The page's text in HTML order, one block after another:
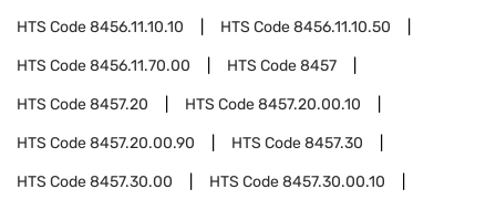
HTS Code8456.11.10.10 HTS Code8456.11.10.50
HTS Code8456.11.70.00 HTS Code8457
HTS Code8457.20 HTS Code8457.20.00.10
HTS Code8457.20.00.90 HTS Code8457.30
HTS Code8457.30.00 HTS Code8457.30.00.10